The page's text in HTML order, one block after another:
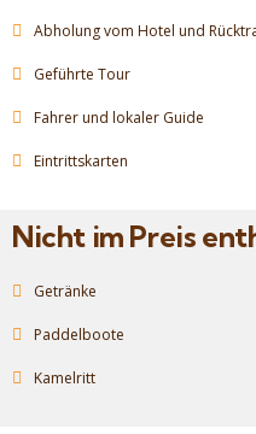
Abholung vom Hotel und
Geführte Tour
Fahrer und lokaler Guide
Eintrittskarten
Nicht im Preis
Getränke
Paddelboote
Kamelritt